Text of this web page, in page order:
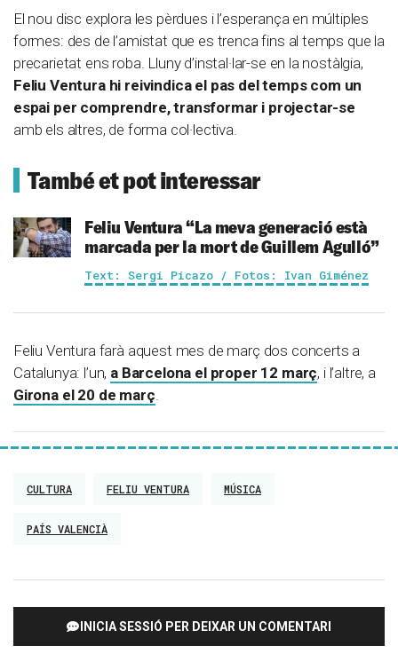
El nou disc explora les pèrdues i l’esperança en múltiples
formes: des de l’amistat que es trenca fins al temps que la
precarietat ens roba. Lluny d’instal·lar-se en la nostàlgia,
Feliu Ventura hi reivindica el pas del temps com un
espai per comprendre, transformar i projectar-se
amb els altres, de forma col·lectiva.
També et pot interessar
Feliu Ventura“La meva generació està
marcada per la mort de Guillem Agulló”
Text: Sergi Picazo / Fotos: Ivan Giménez
Feliu Ventura farà aquest mes de març dos concerts a
Catalunya: l’un, a Barcelona el proper 12 març, i l’altre, a
Girona el 20 de març
CULTURA FELIU VENTURA MÚSICA
PAÍS VALENCIÀ
INICIA SESSIÓ PER DEIXAR UN COMENTARI